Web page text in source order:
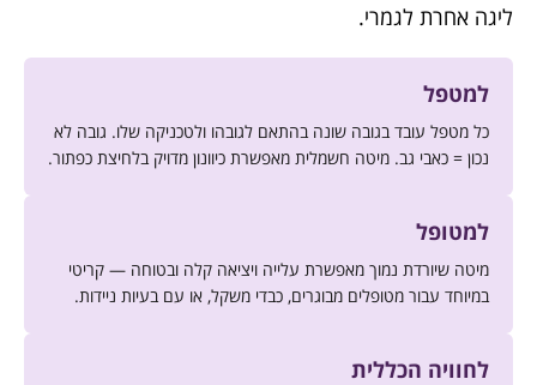
ליגה אחרת לגמרי.
למטפל
כל מטפל עובד בגובה שונה בהתאם לגובהו ולטכניקה שלו. גובה לא
נכון = כאבי גב. מיטה חשמלית מאפשרת כיוונון מדויק בלחיצת כפתור.
למטופל
מיטה שיורדת נמוך מאפשרת עלייה ויציאה קלה ובטוחה — קריטי
במיוחד עבור מטופלים מבוגרים, כבדי משקל, או עם בעיות ניידות.
לחוויה הכללית